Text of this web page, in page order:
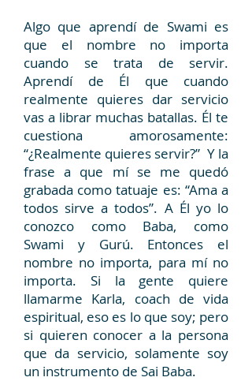
Algo que aprendí de Swami es
que el nombre no importa
cuando se trata de servir.
Aprendí de Él que cuando
realmente quieres dar servicio
vas a librar muchas batallas. Él te
cuestiona amorosamente:
“¿Realmente quieres servir?” Y la
frase a que mí se me quedó
grabada como tatuaje es: “Ama a
todos sirve a todos”. A Él yo lo
conozco como Baba, como
Swami y Gurú. Entonces el
nombre no importa, para mí no
importa. Si la gente quiere
llamarme Karla, coach de vida
espiritual, eso es lo que soy; pero
si quieren conocer a la persona
que da servicio, solamente soy
un instrumento de Sai Baba.